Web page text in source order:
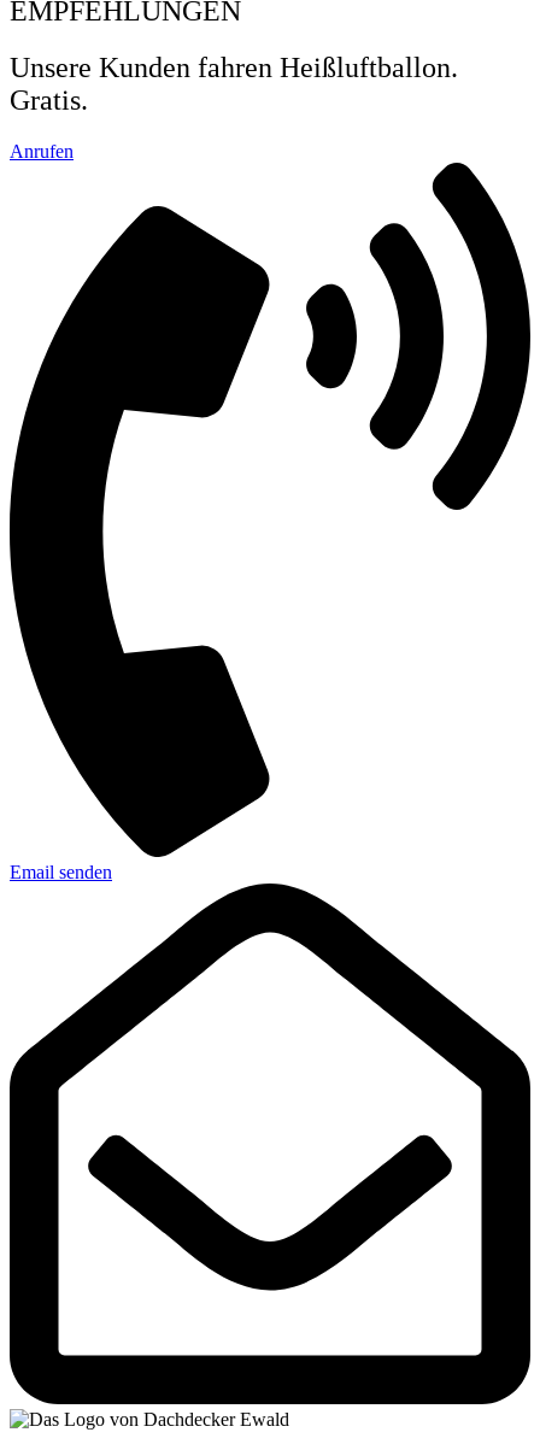
EMPFEHLUNGEN
Unsere Kunden fahren Heißluftballon.
Gratis.
Anrufen
Email senden